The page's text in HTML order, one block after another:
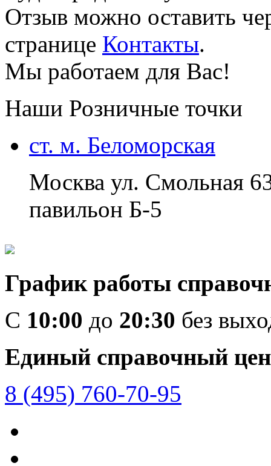
Отзыв можно оставить
странице Контакты.
Мы работаем для Вас!
Наши Розничные точки
ст. м. Беломорская
Москва ул. Смольная
павильон Б-5
График работы
C 10:00 до 20:30 без
Единый справочный
8 (495) 760-70-95